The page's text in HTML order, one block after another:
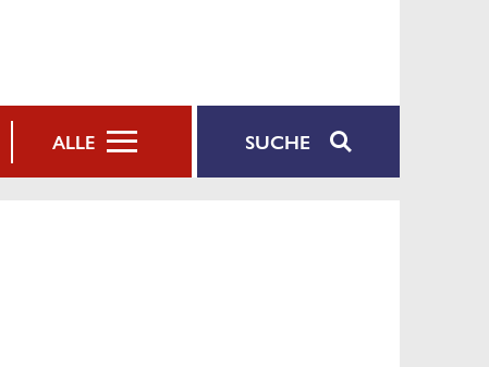
SUCHE
ALLE